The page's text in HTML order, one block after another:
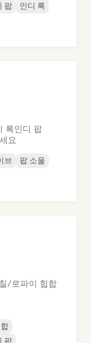
팝
인디 록
록인디 팝
요
브
팝 소울
칠/로파이 힙합
팝